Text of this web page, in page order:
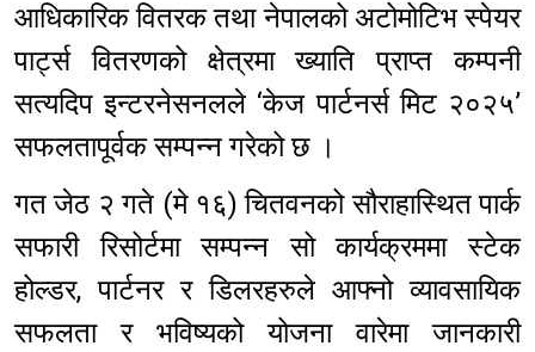
आधिकारिक वितरक तथा नेपालको अटोमोटिभ स्पेयर
पार्ट्स वितरणको क्षेत्रमा ख्याति प्राप्त कम्पनी
सत्यदिप इन्टरनेसनलले ‘केज पार्टनर्स मिट २०२५’
सफलतापूर्वक सम्पन्न गरेको छ ।
गत जेठ २ गते (मे १६) चितवनको सौराहास्थित पार्क
सफारी रिसोर्टमा सम्पन्न सो कार्यक्रममा स्टेक
होल्डर, पार्टनर र डिलरहरुले आफ्नो व्यावसायिक
सफलता र भविष्यको योजना वारेमा जानकारी